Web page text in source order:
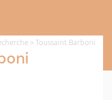
> Toussaint Barboni